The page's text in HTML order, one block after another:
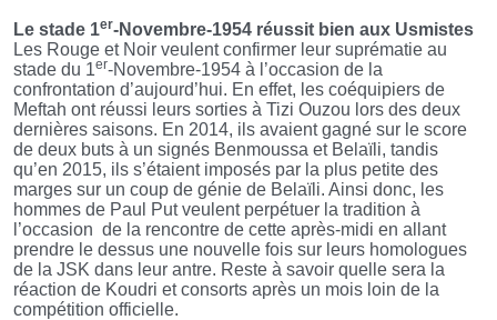
Le stade 1er-Novembre-1954 réussit bien aux Usmistes
Les Rouge et Noir veulent confirmer leur suprématie au
stade du 1er-Novembre-1954 à l’occasion de la
confrontation d’aujourd’hui. En effet, les coéquipiers de
Meftah ont réussi leurs sorties à Tizi Ouzou lors des deux
dernières saisons. En 2014, ils avaient gagné sur le score
de deux buts à un signés Benmoussa et Belaïli, tandis
qu’en 2015, ils s’étaient imposés par la plus petite des
marges sur un coup de génie de Belaïli. Ainsi donc, les
hommes de Paul Put veulent perpétuer la tradition à
l’occasion de la rencontre de cette après-midi en allant
prendre le dessus une nouvelle fois sur leurs homologues
de la JSK dans leur antre. Reste à savoir quelle sera la
réaction de Koudri et consorts après un mois loin de la
compétition officielle.